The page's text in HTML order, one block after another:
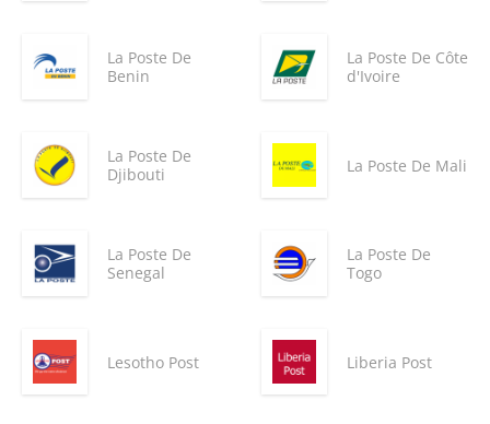
La Poste De
Benin
La Poste De Côte
d'Ivoire
La Poste De
Djibouti
La Poste De Mali
La Poste De
Senegal
La Poste De
Togo
Lesotho Post Liberia Post